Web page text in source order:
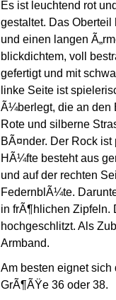
Es ist leuchtend rot
gestaltet. Das
und einen langen
blickdichtem, voll
gefertigt und mit
linke Seite ist
Ã¼berlegt, die an den
Rote und silberne
BÃ¤nder. Der Rock
HÃ¼fte besteht aus
und auf der rechten
FedernblÃ¼te.
in frÃ¶hlichen Zipfeln.
hochgeschlitzt. Als
Armband.
Am besten eignet
GrÃ¶ÃŸe 36 oder 38.